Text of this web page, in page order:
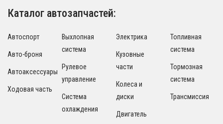
Каталог автозапчастей:
Автоспорт
Авто-броня
Автоаксессуары
Ходовая часть
Выхлопная
система
Рулевое
управление
Система
охлаждения
Электрика
Кузовные
части
Колеса и
диски
Двигатель
Топливная
система
Тормозная
система
Трансмиссия